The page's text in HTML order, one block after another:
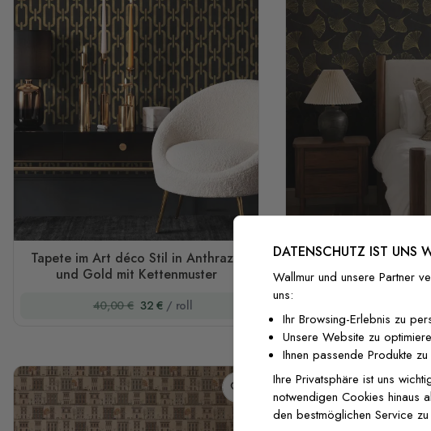
Tapete im Art déco Stil in Anthrazit
und Gold mit Kettenmuster
40,00 € 32 € / roll
Blättertapete in
mit antikgoldenen
DATENSCHUTZ IST UNS
Wallmur und unsere Partner
uns:
Ihr Browsing-Erlebnis zu
Unsere Website zu
Ihnen passende Produkte
Ihre Privatsphäre ist uns
notwendigen Cookies hinaus
den bestmöglichen Service